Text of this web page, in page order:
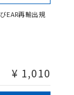
EAR再輸出規
¥ 1,010